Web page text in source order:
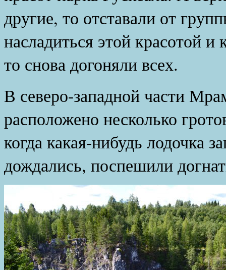
другие, то отставали от
насладиться этой красотой
то снова догоняли всех.
В северо-западной части
расположено несколько
когда какая-нибудь лодочка
дождались, поспешили